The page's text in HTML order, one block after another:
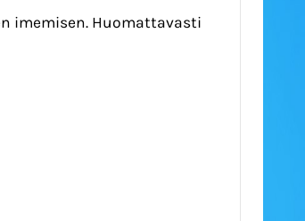
imemisen. Huomattavasti